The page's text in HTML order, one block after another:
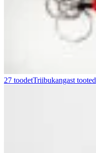
27 toodetTriibukangast tooted